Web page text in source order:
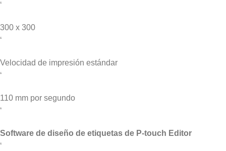
‘
300 x 300
‘
Velocidad de impresión estándar
‘
110 mm por segundo
‘
Software de diseño de etiquetas de P-touch Editor
‘